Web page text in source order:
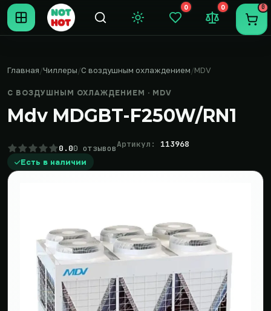
Темная тема
0
Закладки (0)
0
Сравнение
0
Главная Чиллеры С воздушным охлаждением MDV
С ВОЗДУШНЫМ ОХЛАЖДЕНИЕМ · MDV
Mdv MDGBT-F250W/RN1
0.00 отзывовАртикул: 113968
Есть в наличии